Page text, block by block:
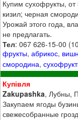
Купим сухофрукты,
кизил; черная
Урожай этого года,
не предлагать.
Тел: 067 626-15-00
фрукты,абрикос,
смородина,
Купівля
Zakupashka, Лубны,
Закупаем ягоды
свежесобранные